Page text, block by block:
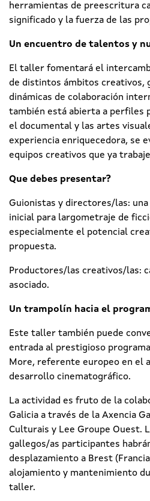
herramientas de preescritura
significado y la fuerza de las
Un encuentro de talentos y
El taller fomentará el
de distintos ámbitos creativos,
dinámicas de colaboración
también está abierta a perfiles
el documental y las artes
experiencia enriquecedora, se
equipos creativos que ya
Que debes presentar?
Guionistas y directores/las:
inicial para largometraje de
especialmente el potencial
propuesta.
Productores/las creativos/las:
asociado.
Un trampolín hacia el
Este taller también puede
entrada al prestigioso programa
More, referente europeo en el
desarrollo cinematográfico.
La actividad es fruto de la
Galicia a través de la Axencia
Culturais y Lee Groupe Ouest.
gallegos/as participantes
desplazamiento a Brest
alojamiento y mantenimiento
taller.